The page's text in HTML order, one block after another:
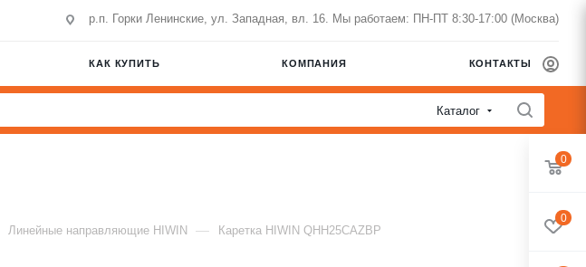
р.п. Горки Ленинские, ул. Западная, вл. 16. Мы работаем: ПН-ПТ 8:30-17:00 (Москва)
КАК КУПИТЬ КОМПАНИЯ КОНТАКТЫ
Каталог
Линейные направляющие HIWIN — Каретка HIWIN QHH25CAZBP
0
0